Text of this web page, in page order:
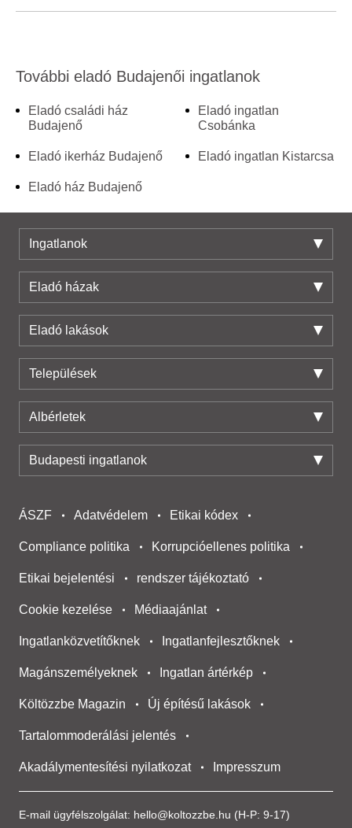
További eladó Budajenői ingatlanok
Eladó családi ház
Budajenő
Eladó ikerház Budajenő
Eladó ház Budajenő
Eladó ingatlan
Csobánka
Eladó ingatlan Kistarcsa
Ingatlanok
Eladó házak
Eladó lakások
Települések
Albérletek
Budapesti ingatlanok
E-mail ügyfélszolgálat: hello@koltozzbe.hu (H-P: 9-17)
ÁSZF Adatvédelem Etikai kódex
Compliance politika Korrupcióellenes politika
Etikai bejelentési rendszer tájékoztató
Cookie kezelése Médiaajánlat
Ingatlanközvetítőknek Ingatlanfejlesztőknek
Magánszemélyeknek Ingatlan ártérkép
Költözzbe Magazin Új építésű lakások
Tartalommoderálási jelentés
Akadálymentesítési nyilatkozat Impresszum